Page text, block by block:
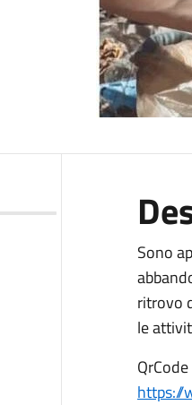
Sono
ritrovo
le
https://